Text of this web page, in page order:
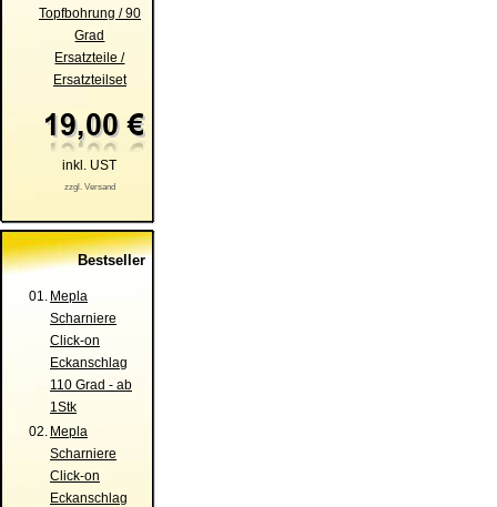
Topfbohrung / 90
Grad
Ersatzteile /
Ersatzteilset
inkl. UST
zzgl. Versand
Bestseller
01. Mepla
Scharniere
Click-on
Eckanschlag
110 Grad - ab
1Stk
02. Mepla
Scharniere
Click-on
Eckanschlag